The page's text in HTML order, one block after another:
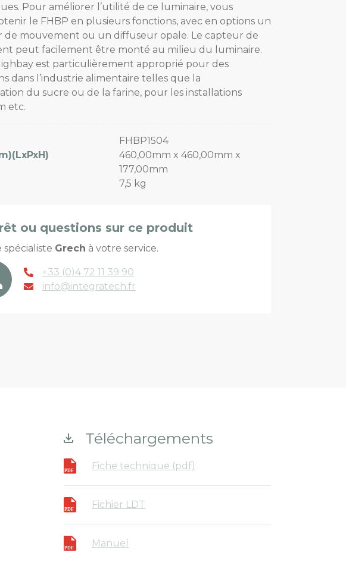
Pour améliorer l’utilité de ce luminaire, vous
le FHBP en plusieurs fonctions, avec en options un
de mouvement ou un diffuseur opale. Le capteur de
peut facilement être monté au milieu du luminaire.
est particulièrement approprié pour des
dans l’industrie alimentaire telles que la
du sucre ou de la farine, pour les installations
etc.
FHBP1504
460,00mm x 460,00mm x
177,00mm
7,5 kg
ou questions sur ce produit
spécialiste Grech à votre service.
+33 (0)4 72 11 39 90
info@integratech.fr
Téléchargements
Fiche technique (pdf)
Fichier LDT
Manuel